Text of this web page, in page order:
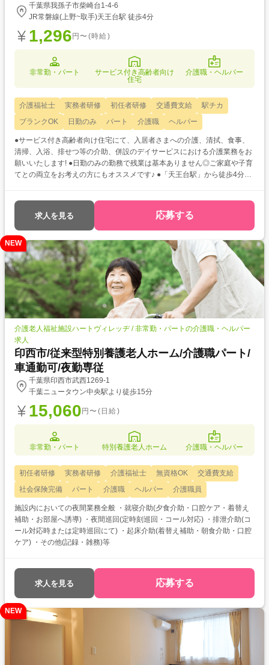
千葉県我孫子市柴崎台1-4-6
JR常磐線(上野~取手)天王台駅 徒歩4分
1,296 円〜(時給)
非常勤・パート
サービス付き高齢者向け
住宅
介護職・ヘルパー
介護福祉士 実務者研修 初任者研修 交通費支給
駅チカ
ブランクOK
日勤のみ パート 介護職 ヘルパー
●サービス付き高齢者向け住宅にて、入居者さまへの介護、清拭、食事、
清掃、入浴、排せつ等の介助、併設のデイサービスにおける介護業務をお
願いいたします! ●日勤のみの勤務で残業は基本ありません◎ご家庭や子育
てとの両立をお考えの方にもオススメです♪ ●「天王台駅」から徒歩4分と
求人を見る 応募する
NEW
介護老人福祉施設ハートヴィレッヂ / 非常勤・パートの介護職・ヘルパー
求人
印西市/従来型特別養護老人ホーム/介護職パート/
車通勤可/夜勤専従
千葉県印西市武西1269-1
千葉ニュータウン中央駅より徒歩15分
15,060 円〜(日給)
非常勤・パート 特別養護老人ホーム 介護職・ヘルパー
初任者研修 実務者研修 介護福祉士 無資格OK
交通費支給
社会保険完備
パート 介護職 ヘルパー 介護職員
施設内においての夜間業務全般 ・就寝介助(夕食介助・口腔ケア・着替え
補助・お部屋へ誘導) ・夜間巡回(定時刻巡回・コール対応) ・排泄介助(コ
ール対応時または定時巡回にて) ・起床介助(着替え補助・朝食介助・口腔
ケア) ・その他(記録・雑務)等
求人を見る 応募する
NEW